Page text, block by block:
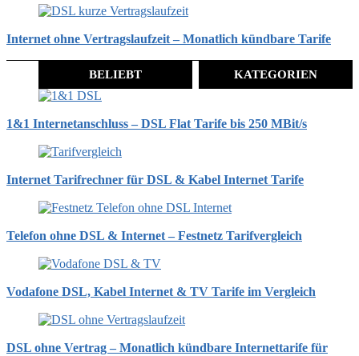
Internet ohne Vertragslaufzeit – Monatlich kündbare Tarife
BELIEBT KATEGORIEN
1&1 Internetanschluss – DSL Flat Tarife bis 250 MBit/s
Internet Tarifrechner für DSL & Kabel Internet Tarife
Telefon ohne DSL & Internet – Festnetz Tarifvergleich
Vodafone DSL, Kabel Internet & TV Tarife im Vergleich
DSL ohne Vertrag – Monatlich kündbare Internettarife für